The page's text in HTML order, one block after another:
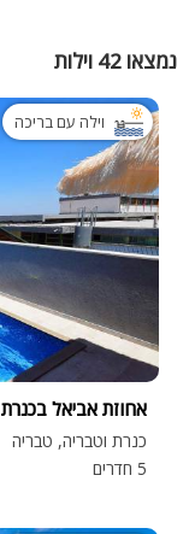
נמצאו 42 וילות
וילה עם בריכה
אחוזת אביאל בכנרת
כנרת וטבריה, טבריה
5 חדרים